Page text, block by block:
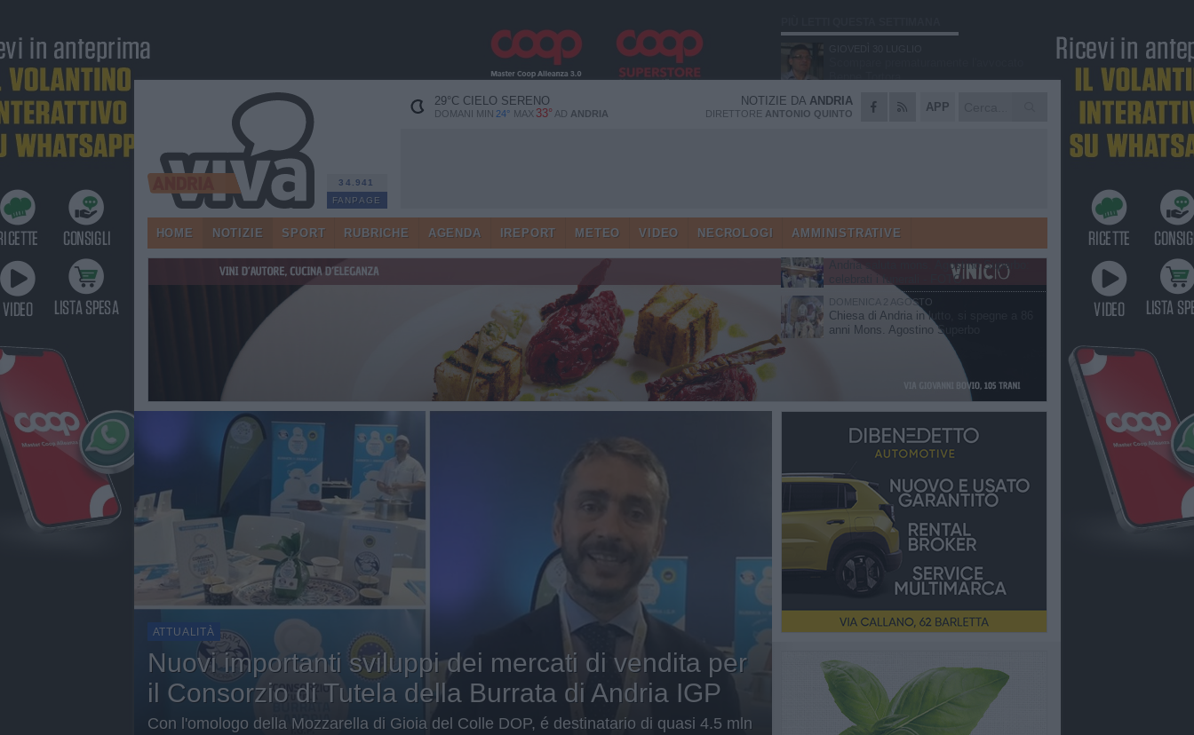
34.941
FANPAGE
29°CCIELO SERENO
DOMANI MIN 24° MAX 33° AD ANDRIA APP
NOTIZIE DA ANDRIA
DIRETTORE ANTONIO QUINTO
HOME NOTIZIE SPORT RUBRICHE AGENDA IREPORT METEO VIDEO NECROLOGI AMMINISTRATIVE
ATTUALITÀ
Nuovi importanti sviluppi dei mercati di vendita per
il Consorzio di Tutela della Burrata di Andria IGP
Con l'omologo della Mozzarella di Gioia del Colle DOP, é destinatario di quasi 4.5 mln
Beppe Tortora
MARTEDÌ 4 AGOSTO
Cattivo odore dall’abitazione, la macabra
"3 vite. 2 impegni. 1 strada": ad Andria
l'evento per ricordare Sandro, Antonio e
MARTEDÌ 4 AGOSTO
Andria saluta mons. Agostino Superbo:
celebrati i funerali - FOTO
DOMENICA 2 AGOSTO
Chiesa di Andria in lutto, si spegne a 86
anni Mons. Agostino Superbo